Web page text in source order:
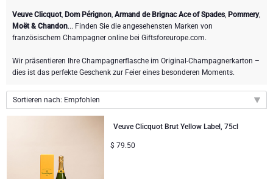
Moet & Chandon Champagner
Lanson Champagner
Alkohol-Geschenksets
Alkoholfreie Geschenke
Geschenke mit Schokolade und Wein
Sweet Gifts
Neuhaus Schokoladen
Godiva Schokoladen
Corné Port-Royal Belgische Schokoladen
Lifestyle Geschenke
Atelier Rebul
Le Parfum de Nathalie
BLUMENLIEFERUNG
MARKEN
Atelier Rebul
Cartwright & Butler
Corné Port-Royal Belgische Schokoladen
PREIS
Luxusgeschenke
ANLÄSSE
Populäre Geschenke
FIRMENGESCHENKE
Veuve Clicquot, Dom Pérignon, Armand de Brignac Ace of Spades, Pommery,
Moët & Chandon... Finden Sie die angesehensten Marken von
französischem Champagner online bei Giftsforeurope.com.
Wir präsentieren Ihre Champagnerflasche im Original-Champagnerkarton –
dies ist das perfekte Geschenk zur Feier eines besonderen Moments.
Sortieren nach: Empfohlen
Preis: niedrigster zuerst
Preis: höchster zuerst
Veuve Clicquot Brut Yellow Label, 75cl
$ 79.50